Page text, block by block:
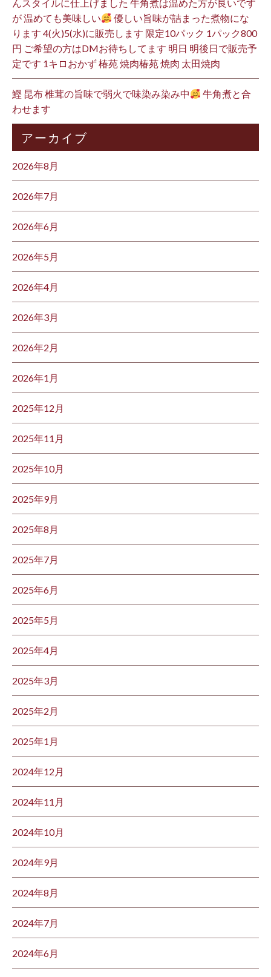
んスタイルに仕上げました 牛角煮は温めた方が良いです
が 温めても美味しい
優しい旨味が詰まった煮物にな
ります 4(火)5(水)に販売します 限定10パック 1パック800
円 ご希望の方はDMお待ちしてます 明日 明後日で販売予
定です 1キロおかず 椿苑 焼肉椿苑 焼肉 太田焼肉
鰹 昆布 椎茸の旨味で弱火で味染み染み中
牛角煮と合
わせます
アーカイブ
2026年8月
2026年7月
2026年6月
2026年5月
2026年4月
2026年3月
2026年2月
2026年1月
2025年12月
2025年11月
2025年10月
2025年9月
2025年8月
2025年7月
2025年6月
2025年5月
2025年4月
2025年3月
2025年2月
2025年1月
2024年12月
2024年11月
2024年10月
2024年9月
2024年8月
2024年7月
2024年6月